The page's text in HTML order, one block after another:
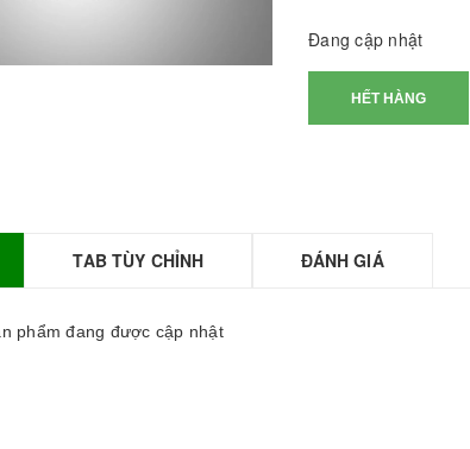
Đang cập nhật
HẾT HÀNG
TAB TÙY CHỈNH ĐÁNH GIÁ
phẩm đang được cập nhật
| Bột
Sữa -